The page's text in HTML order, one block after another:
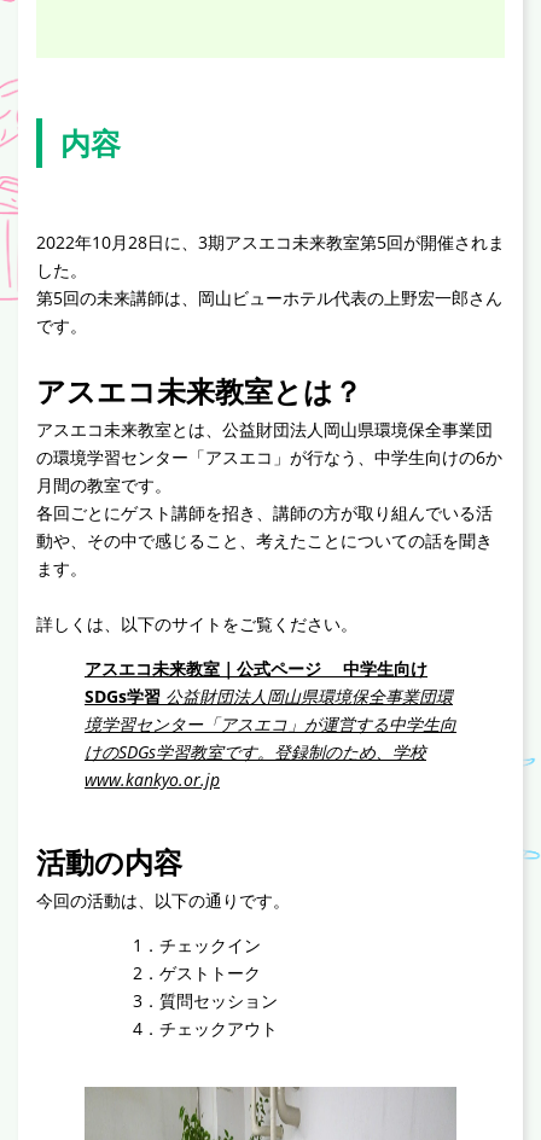
内容
2022年10月28日に、3期アスエコ未来教室第5回が開催されま
した。
第5回の未来講師は、岡山ビューホテル代表の上野宏一郎さん
です。
アスエコ未来教室とは？
アスエコ未来教室とは、公益財団法人岡山県環境保全事業団
の環境学習センター「アスエコ」が行なう、中学生向けの6か
月間の教室です。
各回ごとにゲスト講師を招き、講師の方が取り組んでいる活
動や、その中で感じること、考えたことについての話を聞き
ます。
詳しくは、以下のサイトをご覧ください。
アスエコ未来教室｜公式ページ 中学生向け
SDGs学習 公益財団法人岡山県環境保全事業団環
境学習センター「アスエコ」が運営する中学生向
けのSDGs学習教室です。登録制のため、学校
www.kankyo.or.jp
活動の内容
今回の活動は、以下の通りです。
1．チェックイン
2．ゲストトーク
3．質問セッション
4．チェックアウト